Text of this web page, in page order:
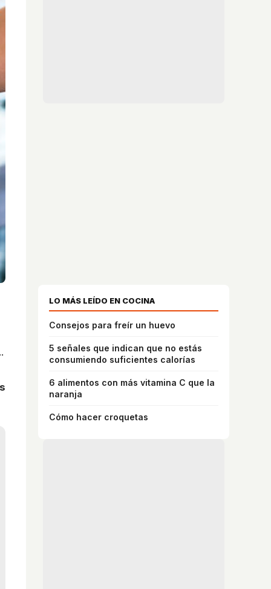
LO MÁS LEÍDO EN COCINA
Consejos para freír un huevo
5 señales que indican que no estás
consumiendo suficientes calorías
6 alimentos con más vitamina C que la
naranja
Cómo hacer croquetas